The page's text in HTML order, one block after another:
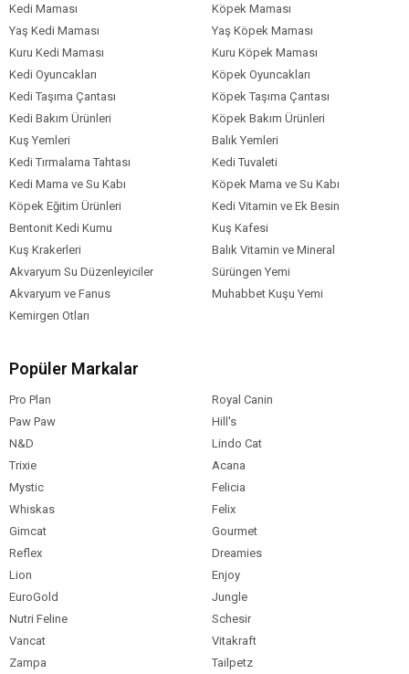
Kedi Maması
Köpek Maması
Yaş Kedi Maması
Yaş Köpek Maması
Kuru Kedi Maması
Kuru Köpek Maması
Kedi Oyuncakları
Köpek Oyuncakları
Kedi Taşıma Çantası
Köpek Taşıma Çantası
Kedi Bakım Ürünleri
Köpek Bakım Ürünleri
Kuş Yemleri
Balık Yemleri
Kedi Tırmalama Tahtası
Kedi Tuvaleti
Kedi Mama ve Su Kabı
Köpek Mama ve Su Kabı
Köpek Eğitim Ürünleri
Kedi Vitamin ve Ek Besin
Bentonit Kedi Kumu
Kuş Kafesi
Kuş Krakerleri
Balık Vitamin ve Mineral
Akvaryum Su Düzenleyiciler
Sürüngen Yemi
Akvaryum ve Fanus
Muhabbet Kuşu Yemi
Kemirgen Otları
Popüler Markalar
Pro Plan
Royal Canin
Paw Paw
Hill's
N&D
Lindo Cat
Trixie
Acana
Mystic
Felicia
Whiskas
Felix
Gimcat
Gourmet
Reflex
Dreamies
Lion
Enjoy
EuroGold
Jungle
Nutri Feline
Schesir
Vancat
Vitakraft
Zampa
Tailpetz